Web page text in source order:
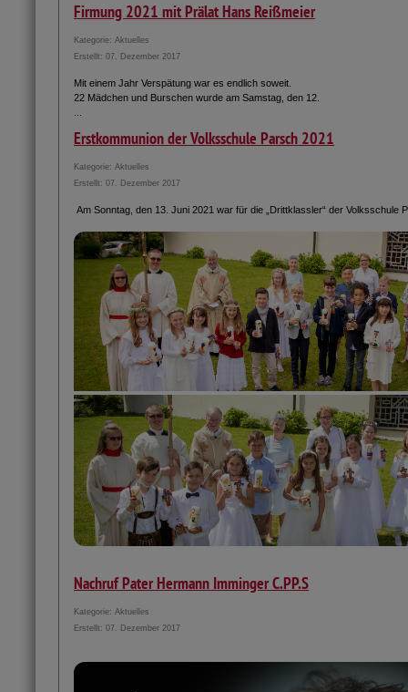
Firmung 2021 mit Prälat Hans Reißmeier
Kategorie: Aktuelles
Erstellt: 07. Dezember 2017
Mit einem Jahr Verspätung war es endlich soweit.
22 Mädchen und Burschen wurde am Samstag, den 12.
Erstkommunion der Volksschule Parsch 2021
Kategorie: Aktuelles
Erstellt: 07. Dezember 2017
Am Sonntag, den 13. Juni 2021 war für die „Drittklassler“ der Volksschule
Nachruf Pater Hermann Imminger C.PP.S
Kategorie: Aktuelles
Erstellt: 07. Dezember 2017